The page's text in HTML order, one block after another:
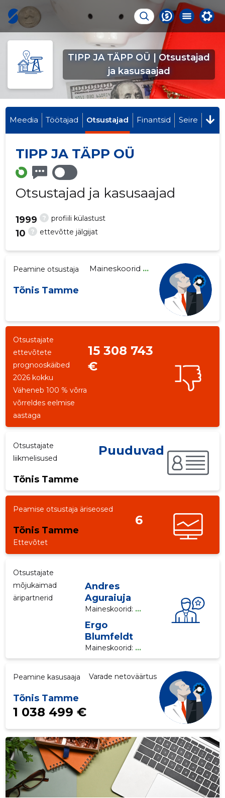
TIPP JA TÄPP OÜ | Otsustajad
ja kasusaajad
Meedia Töötajad Otsustajad Finantsid Seire
TIPP JA TÄPP OÜ
Otsustajad ja kasusaajad
? profiili külastust
1999
? ettevõtte jälgijat
10
Peamine otsustaja
Tõnis Tamme
Maineskoorid ...
Otsustajate
ettevõtete
prognooskäibed
2026 kokku
15 308 743
€
Väheneb 100 % võrra
võrreldes eelmise
aastaga
Otsustajate
liikmelisused
Tõnis Tamme
Puuduvad
Peamise otsustaja äriseosed
Tõnis Tamme
6
Ettevõtet
Otsustajate
mõjukaimad
äripartnerid
Andres
Aguraiuja
Maineskoorid: ...
Ergo
Blumfeldt
Maineskoorid: ...
Peamine kasusaaja
Tõnis Tamme
Varade netoväärtus
1 038 499 €